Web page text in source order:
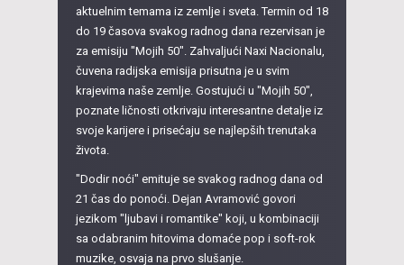
aktuelnim temama iz zemlje i sveta. Termin od 18
do 19 časova svakog radnog dana rezervisan je
za emisiju "Mojih 50". Zahvaljući Naxi Nacionalu,
čuvena radijska emisija prisutna je u svim
krajevima naše zemlje. Gostujući u "Mojih 50",
poznate ličnosti otkrivaju interesantne detalje iz
svoje karijere i prisećaju se najlepših trenutaka
života.
"Dodir noći" emituje se svakog radnog dana od
21 čas do ponoći. Dejan Avramović govori
jezikom "ljubavi i romantike" koji, u kombinaciji
sa odabranim hitovima domaće pop i soft-rok
muzike, osvaja na prvo slušanje.